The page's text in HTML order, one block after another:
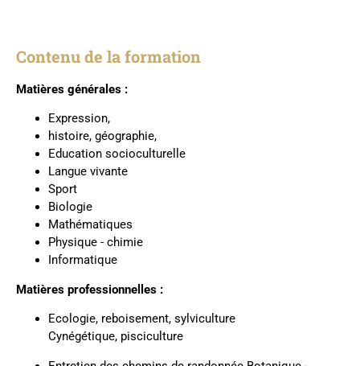
Contenu de la formation
Matières générales :
Expression,
histoire, géographie,
Education socioculturelle
Langue vivante
Sport
Biologie
Mathématiques
Physique - chimie
Informatique
Matières professionnelles :
Ecologie, reboisement, sylviculture
Cynégétique, pisciculture